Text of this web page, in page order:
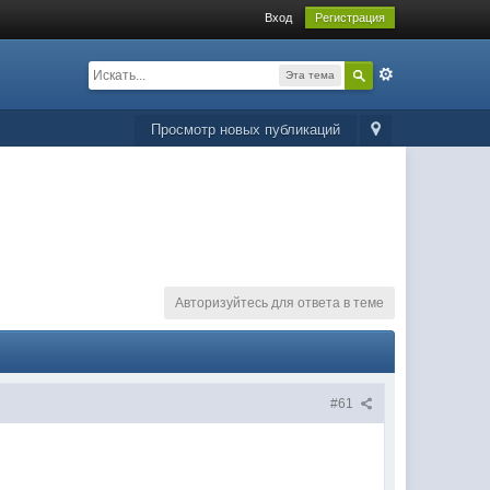
Вход Регистрация
Эта тема
Просмотр новых публикаций
Авторизуйтесь для ответа в теме
#61